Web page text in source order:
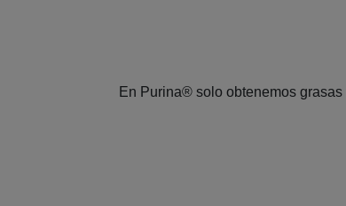
En Purina® solo obtenemos